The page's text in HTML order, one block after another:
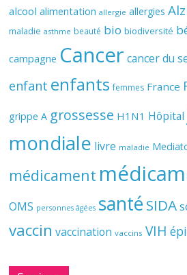
alcool alimentation allergie allergies
maladie asthme beauté bio biodiversité
campagne Cancer cancer du
enfant enfants femmes France
grippe A grossesse H1N1 Hôpital
mondiale livre maladie
médicament
OMS personnes âgées santé SIDA
vaccin vaccination vaccins VIH